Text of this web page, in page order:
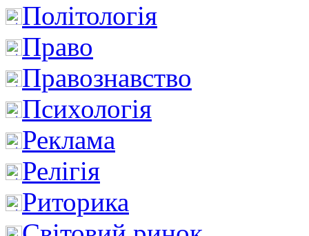
Політологія
Право
Правознавство
Психологія
Реклама
Релігія
Риторика